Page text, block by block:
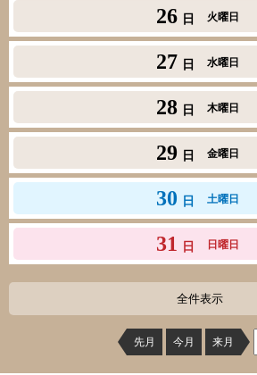
26 日 火曜日
27 日 水曜日
28 日 木曜日
29 日 金曜日
30 日 土曜日
31 日 日曜日
全件表示
先月 今月 来月